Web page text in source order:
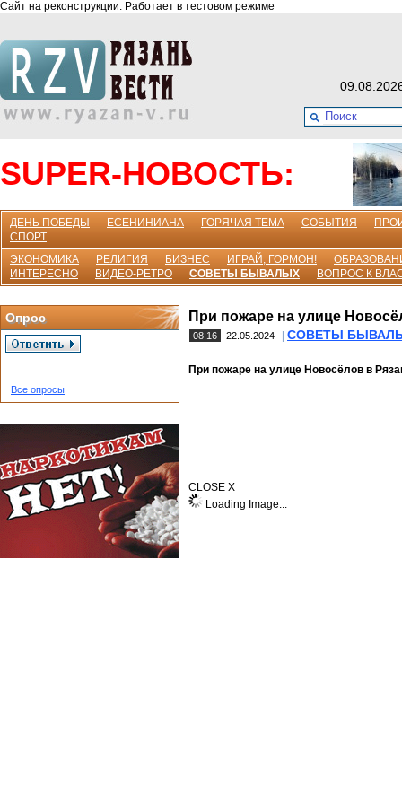
Сайт на реконструкции. Работает в тестовом режиме
SUPER-НОВОСТЬ:
ДЕНЬ ПОБЕДЫ ЕСЕНИНИАНА ГОРЯЧАЯ ТЕМА СОБЫТИЯ
СПОРТ
ЭКОНОМИКА
РЕЛИГИЯ БИЗНЕС ИГРАЙ, ГОРМОН!
ИНТЕРЕСНО
ВИДЕО-РЕТРО СОВЕТЫ БЫВАЛЫХ ВОПРОС К
Опрос
Все опросы
При пожаре на улице
08:16 22.05.2024 СОВЕТЫ
При пожаре на улице Новосёлов в
CLOSE X
Loading Image...